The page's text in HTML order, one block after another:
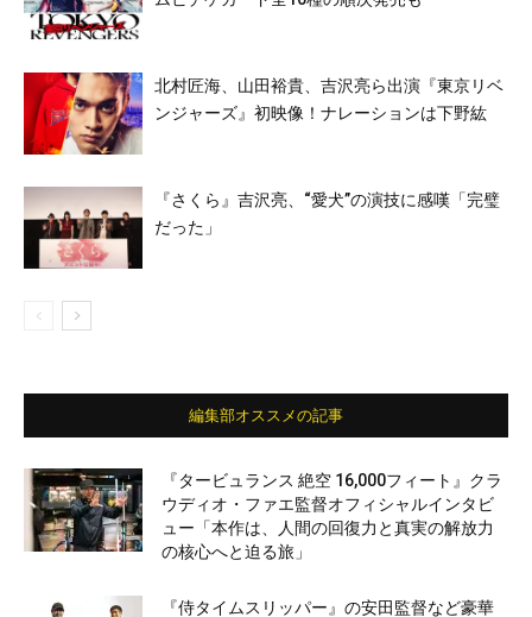
北村匠海、山田裕貴、吉沢亮ら出演『東京リベ
ンジャーズ』初映像！ナレーションは下野紘
『さくら』吉沢亮、“愛⽝”の演技に感嘆「完璧
だった」
編集部オススメの記事
『タービュランス 絶空 16,000フィート』クラ
ウディオ・ファエ監督オフィシャルインタビ
ュー「本作は、人間の回復力と真実の解放力
の核心へと迫る旅」
『侍タイムスリッパー』の安田監督など豪華